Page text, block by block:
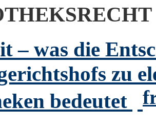
– was die
zu
bedeutet